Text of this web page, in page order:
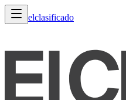
elclasificado